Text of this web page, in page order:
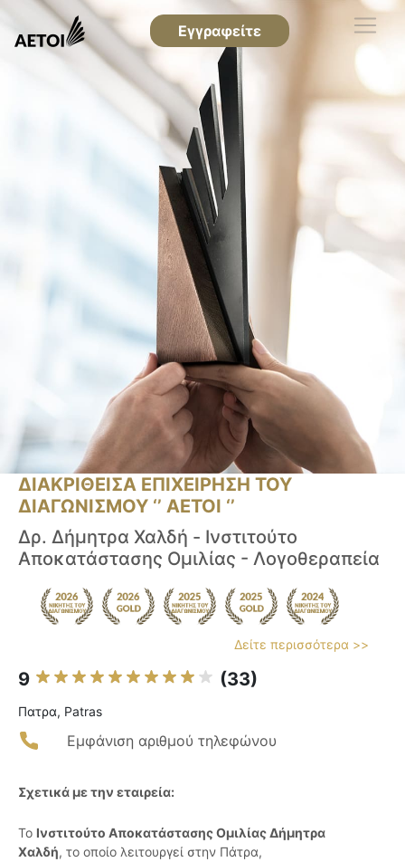
Εγγραφείτε
ΔΙΑΚΡΙΘΕΙΣΑ ΕΠΙΧΕΙΡΗΣΗ ΤΟΥ
ΔΙΑΓΩΝΙΣΜΟΥ ‘’ ΑΕΤΟΙ ‘’
Δρ. Δήμητρα Χαλδή - Ινστιτούτο
Αποκατάστασης Ομιλίας - Λογοθεραπεία
Δείτε περισσότερα >>
9 (33)
Πατρα, Patras
Εμφάνιση αριθμού τηλεφώνου
Σχετικά με την εταιρεία:
Το Ινστιτούτο Αποκατάστασης Ομιλίας Δήμητρα
Χαλδή, το οποίο λειτουργεί στην Πάτρα,